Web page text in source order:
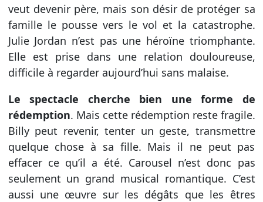
veut devenir père, mais son désir de protéger sa
famille le pousse vers le vol et la catastrophe.
Julie Jordan n’est pas une héroïne triomphante.
Elle est prise dans une relation douloureuse,
difficile à regarder aujourd’hui sans malaise.
Le spectacle cherche bien une forme de
rédemption. Mais cette rédemption reste fragile.
Billy peut revenir, tenter un geste, transmettre
quelque chose à sa fille. Mais il ne peut pas
effacer ce qu’il a été. Carousel n’est donc pas
seulement un grand musical romantique. C’est
aussi une œuvre sur les dégâts que les êtres